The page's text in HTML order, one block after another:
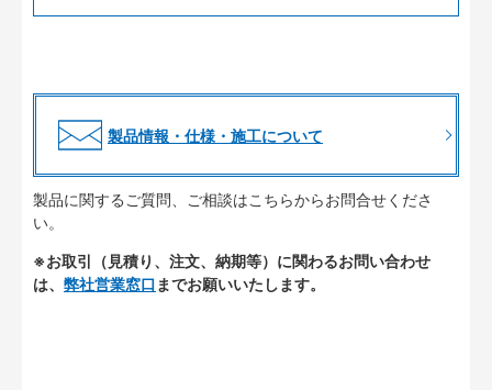
製品情報・仕様・施工について
製品に関するご質問、ご相談はこちらからお問合せくださ
い。
※お取引（見積り、注文、納期等）に関わるお問い合わせ
は、 弊社営業窓口 までお願いいたします。